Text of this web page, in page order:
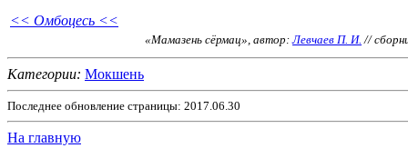
<< Омбоцесь <<
«Мамазень сёрмац», автор:Левчаев П. И. //
Категории: Мокшень
Последнее обновление страницы: 2017.06.30
На главную